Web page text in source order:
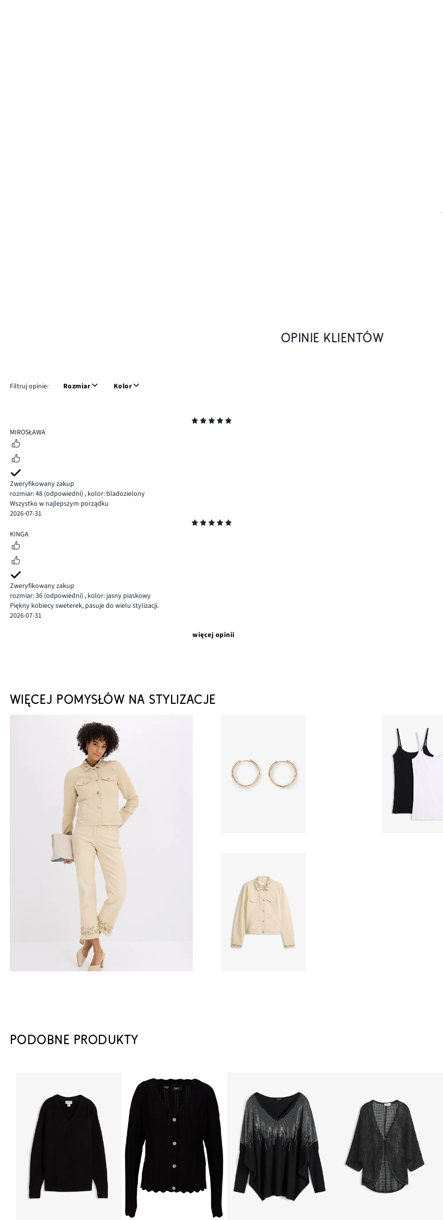
OPINIE KLIENTÓW
Filtruj opinie: Rozmiar Kolor
5
MIROSŁAWA
Zweryfikowany zakup
rozmiar: 48 (odpowiedni) , kolor: bladozielony
Wszystko w najlepszym porządku
2026-07-31
5
KINGA
Zweryfikowany zakup
rozmiar: 36 (odpowiedni) , kolor: jasny piaskowy
Piękny kobiecy sweterek, pasuje do wielu stylizacji.
2026-07-31
więcej opinii
WIĘCEJ POMYSŁÓW NA STYLIZACJE
PODOBNE PRODUKTY